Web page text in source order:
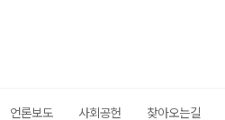
언론보도 사회공헌 찾아오는길